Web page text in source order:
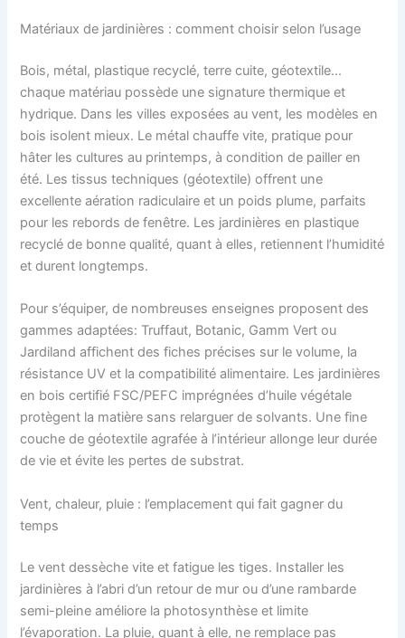
Matériaux de jardinières : comment choisir selon l’usage
Bois, métal, plastique recyclé, terre cuite, géotextile…
chaque matériau possède une signature thermique et
hydrique. Dans les villes exposées au vent, les modèles en
bois isolent mieux. Le métal chauffe vite, pratique pour
hâter les cultures au printemps, à condition de pailler en
été. Les tissus techniques (géotextile) offrent une
excellente aération radiculaire et un poids plume, parfaits
pour les rebords de fenêtre. Les jardinières en plastique
recyclé de bonne qualité, quant à elles, retiennent l’humidité
et durent longtemps.
Pour s’équiper, de nombreuses enseignes proposent des
gammes adaptées: Truffaut, Botanic, Gamm Vert ou
Jardiland affichent des fiches précises sur le volume, la
résistance UV et la compatibilité alimentaire. Les jardinières
en bois certifié FSC/PEFC imprégnées d’huile végétale
protègent la matière sans relarguer de solvants. Une fine
couche de géotextile agrafée à l’intérieur allonge leur durée
de vie et évite les pertes de substrat.
Vent, chaleur, pluie : l’emplacement qui fait gagner du
temps
Le vent dessèche vite et fatigue les tiges. Installer les
jardinières à l’abri d’un retour de mur ou d’une rambarde
semi-pleine améliore la photosynthèse et limite
l’évaporation. La pluie, quant à elle, ne remplace pas